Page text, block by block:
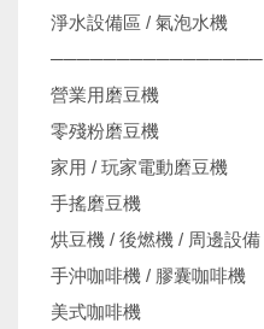
淨水設備區 / 氣泡水機
────────────────
營業用磨豆機
零殘粉磨豆機
家用 / 玩家電動磨豆機
手搖磨豆機
烘豆機 / 後燃機 / 周邊設備
手沖咖啡機 / 膠囊咖啡機
美式咖啡機